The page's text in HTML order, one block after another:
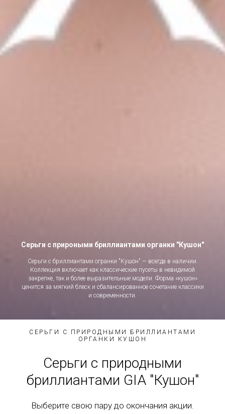
Серьги с прироными бриллиантами органки "Кушон"
Серьги с бриллиантами огранки "Кушон" — всегда в наличии.
Коллекция включает как классические пусеты в невидимой
закрепке, так и более выразительные модели. Форма «кушон»
ценится за мягкий блеск и сбалансированное сочетание классики
и современности.
СЕРЬГИ С ПРИРОДНЫМИ БРИЛЛИАНТАМИ
ОРГАНКИ КУШОН
Серьги с природными
бриллиантами GIA "Кушон"
Выберите свою пару до окончания акции.